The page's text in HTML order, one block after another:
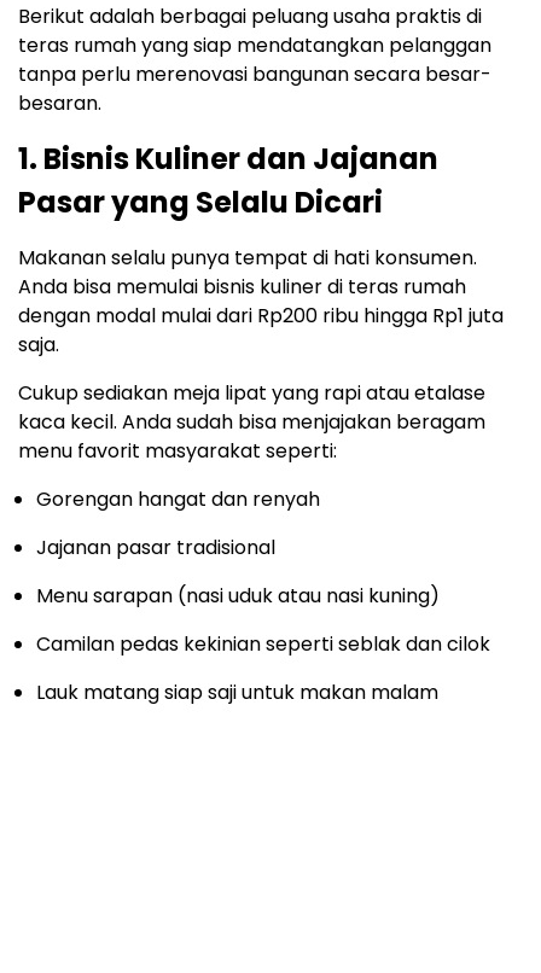
Berikut adalah berbagai peluang usaha praktis di
teras rumah yang siap mendatangkan pelanggan
tanpa perlu merenovasi bangunan secara besar-
besaran.
1. Bisnis Kuliner dan Jajanan
Pasar yang Selalu Dicari
Makanan selalu punya tempat di hati konsumen.
Anda bisa memulai bisnis kuliner di teras rumah
dengan modal mulai dari Rp200 ribu hingga Rp1 juta
saja.
Cukup sediakan meja lipat yang rapi atau etalase
kaca kecil. Anda sudah bisa menjajakan beragam
menu favorit masyarakat seperti:
Gorengan hangat dan renyah
Jajanan pasar tradisional
Menu sarapan (nasi uduk atau nasi kuning)
Camilan pedas kekinian seperti seblak dan cilok
Lauk matang siap saji untuk makan malam